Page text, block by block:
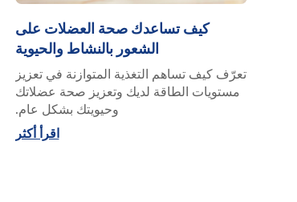
كيف تساعدك صحة العضلات على
الشعور بالنشاط والحيوية
تعرّف كيف تساهم التغذية المتوازنة في تعزيز
مستويات الطاقة لديك وتعزيز صحة عضلاتك
وحيويتك بشكل عام.
اقرأ أكثر